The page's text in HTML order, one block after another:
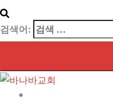
검색어: